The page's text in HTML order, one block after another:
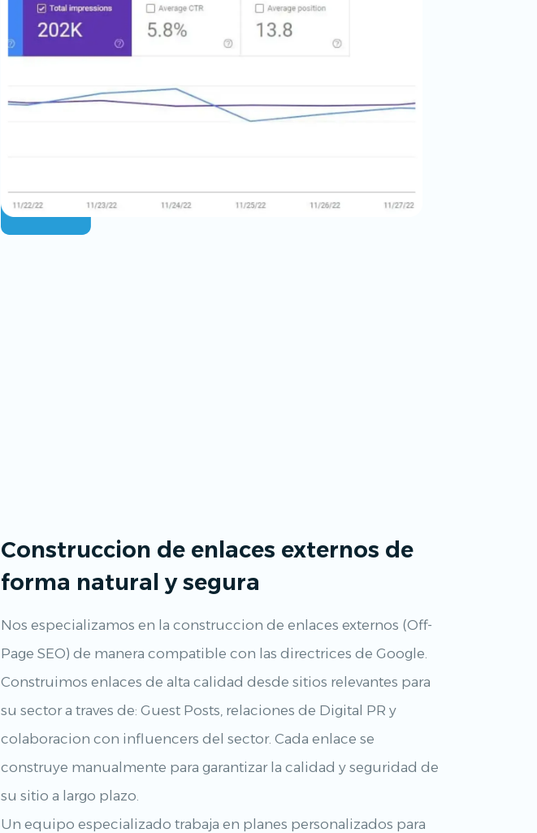
Construccion de enlaces externos de
forma natural y segura
Nos especializamos en la construccion de enlaces externos (Off-
Page SEO) de manera compatible con las directrices de Google.
Construimos enlaces de alta calidad desde sitios relevantes para
su sector a traves de: Guest Posts, relaciones de Digital PR y
colaboracion con influencers del sector. Cada enlace se
construye manualmente para garantizar la calidad y seguridad de
su sitio a largo plazo.
Un equipo especializado trabaja en planes personalizados para